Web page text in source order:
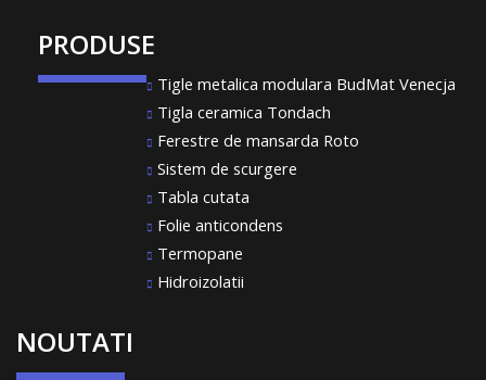
PRODUSE
Tigle metalica modulara BudMat Venecja
Tigla ceramica Tondach
Ferestre de mansarda Roto
Sistem de scurgere
Tabla cutata
Folie anticondens
Termopane
Hidroizolatii
NOUTATI